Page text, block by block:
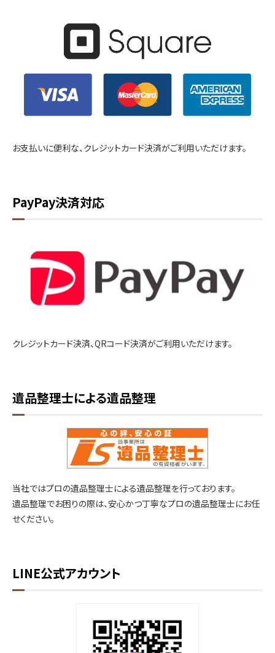
お支払いに便利な、クレジットカード決済がご利用いただけます。
PayPay決済対応
クレジットカード決済、QRコード決済がご利用いただけます。
遺品整理士による遺品整理
当社ではプロの遺品整理士による遺品整理を行っております。
遺品整理でお困りの際は、安心かつ丁寧なプロの遺品整理士にお任
せください。
LINE公式アカウント